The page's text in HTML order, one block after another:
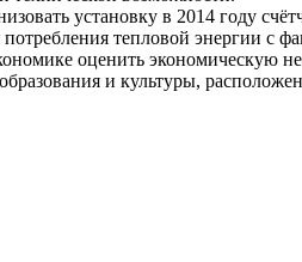
установку в 2014 году
тепловой энергии с
оценить экономическую
и культуры,